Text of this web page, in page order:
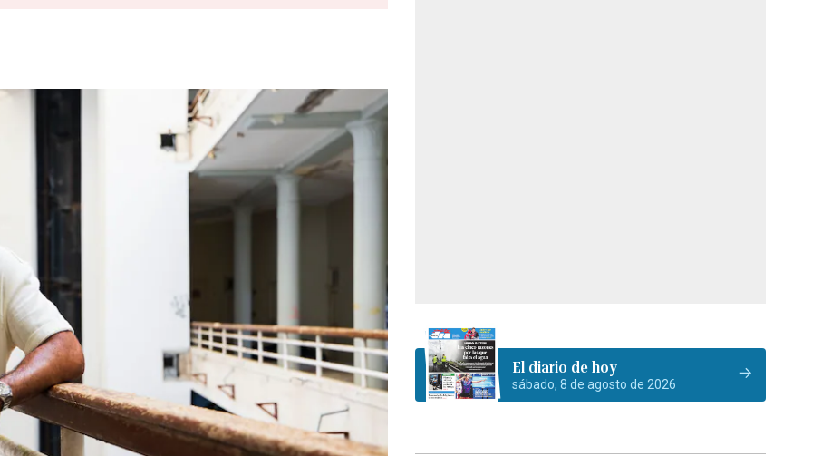
El diario de hoy
sábado, 8 de agosto de 2026